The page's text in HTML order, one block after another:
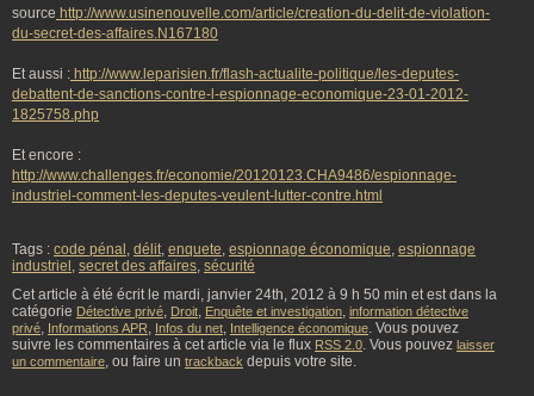
source http://www.usinenouvelle.com/article/creation-du-delit-de-violation-
du-secret-des-affaires.N167180
Et aussi : http://www.leparisien.fr/flash-actualite-politique/les-deputes-
debattent-de-sanctions-contre-l-espionnage-economique-23-01-2012-
1825758.php
Et encore :
http://www.challenges.fr/economie/20120123.CHA9486/espionnage-
industriel-comment-les-deputes-veulent-lutter-contre.html
Tags : code pénal , délit, enquete, espionnage économique, espionnage
industriel , secret des affaires, sécurité
Cet article à été écrit le mardi, janvier 24th, 2012 à 9 h 50 min et est dans la
catégorie Détective privé, Droit, Enquête et investigation, information détective
privé, Informations APR, Infos du net, Intelligence économique. Vous pouvez
suivre les commentaires à cet article via le flux RSS 2.0. Vous pouvez laisser
un commentaire, ou faire un trackback depuis votre site.